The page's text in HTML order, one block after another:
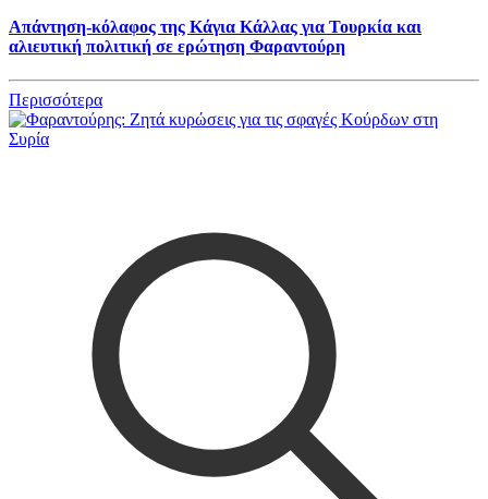
Απάντηση-κόλαφος της Κάγια Κάλλας για Τουρκία και
αλιευτική πολιτική σε ερώτηση Φαραντούρη
Περισσότερα